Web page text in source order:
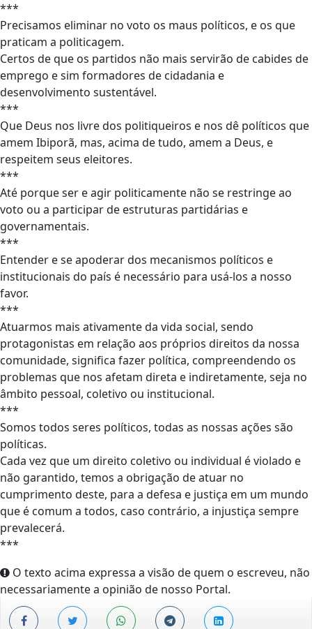
***
Precisamos eliminar no voto os maus políticos, e os que
praticam a politicagem.
Certos de que os partidos não mais servirão de cabides de
emprego e sim formadores de cidadania e
desenvolvimento sustentável.
***
Que Deus nos livre dos politiqueiros e nos dê políticos que
amem Ibiporã, mas, acima de tudo, amem a Deus, e
respeitem seus eleitores.
***
Até porque ser e agir politicamente não se restringe ao
voto ou a participar de estruturas partidárias e
governamentais.
***
Entender e se apoderar dos mecanismos políticos e
institucionais do país é necessário para usá-los a nosso
favor.
***
Atuarmos mais ativamente da vida social, sendo
protagonistas em relação aos próprios direitos da nossa
comunidade, significa fazer política, compreendendo os
problemas que nos afetam direta e indiretamente, seja no
âmbito pessoal, coletivo ou institucional.
***
Somos todos seres políticos, todas as nossas ações são
políticas.
Cada vez que um direito coletivo ou individual é violado e
não garantido, temos a obrigação de atuar no
cumprimento deste, para a defesa e justiça em um mundo
que é comum a todos, caso contrário, a injustiça sempre
prevalecerá.
***
O texto acima expressa a visão de quem o escreveu, não
necessariamente a opinião de nosso Portal.